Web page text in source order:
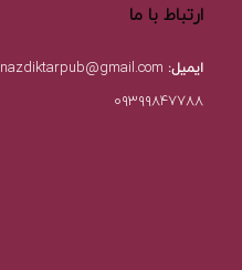
ارتباط با ما
ایمیل: nazdiktarpub@gmail.com
۰۹۳۹۹۸۴۷۷۸۸